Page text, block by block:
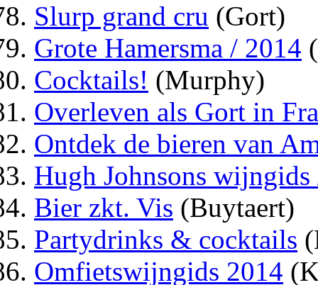
Slurp grand cru (Gort)
Grote Hamersma / 2014
Cocktails! (Murphy)
Overleven als Gort in
Ontdek de bieren van
Hugh Johnsons
Bier zkt. Vis (Buytaert)
Partydrinks & cocktails
Omfietswijngids 2014